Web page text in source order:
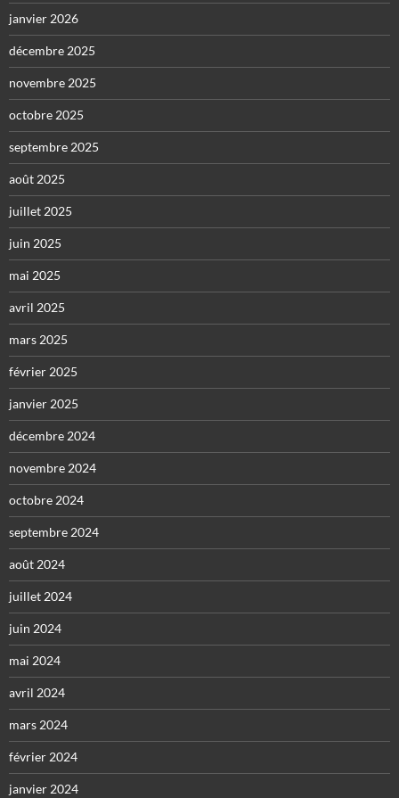
janvier 2026
décembre 2025
novembre 2025
octobre 2025
septembre 2025
août 2025
juillet 2025
juin 2025
mai 2025
avril 2025
mars 2025
février 2025
janvier 2025
décembre 2024
novembre 2024
octobre 2024
septembre 2024
août 2024
juillet 2024
juin 2024
mai 2024
avril 2024
mars 2024
février 2024
janvier 2024